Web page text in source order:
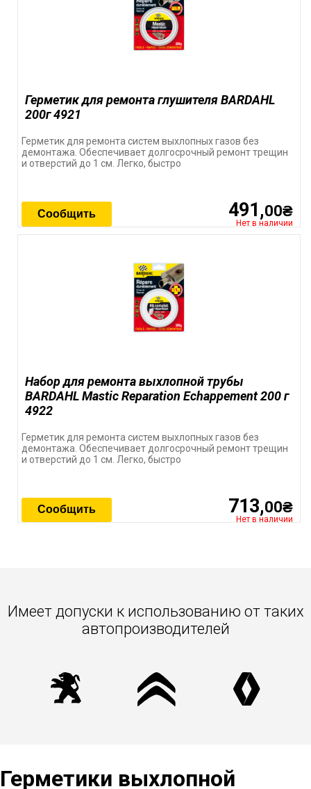
Герметик для ремонта глушителя BARDAHL
200г 4921
Герметик для ремонта систем выхлопных газов без
демонтажа. Обеспечивает долгосрочный ремонт трещин
и отверстий до 1 см. Легко, быстро
491,00₴
Нет в наличии
Сообщить
Набор для ремонта выхлопной трубы
BARDAHL Mastic Reparation Echappement 200 г
4922
Герметик для ремонта систем выхлопных газов без
демонтажа. Обеспечивает долгосрочный ремонт трещин
и отверстий до 1 см. Легко, быстро
713,00₴
Нет в наличии
Сообщить
Имеет допуски к использованию от таких
автопроизводителей
Герметики выхлопной